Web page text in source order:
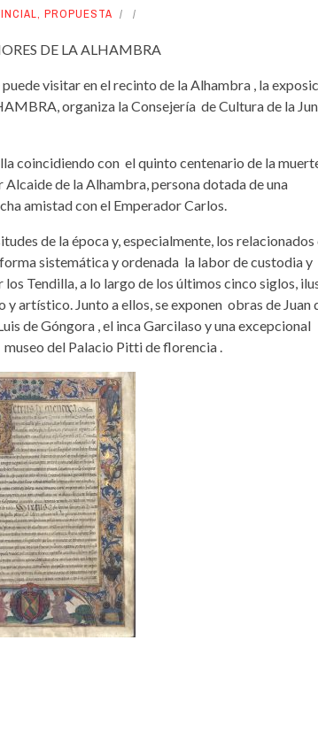
, PROPUESTA
DE LA ALHAMBRA
visitar en el recinto de la Alhambra , la
organiza la Consejería de Cultura de la
coincidiendo con el quinto centenario de la
de la Alhambra, persona dotada de una
amistad con el Emperador Carlos.
de la época y, especialmente, los relacionados
sistemática y ordenada la labor de custodia y
Tendilla, a lo largo de los últimos cinco siglos,
artístico. Junto a ellos, se exponen obras de Juan
de Góngora , el inca Garcilaso y una excepcional
del Palacio Pitti de florencia .